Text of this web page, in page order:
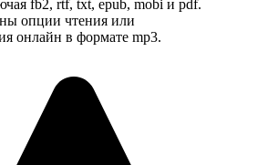
fb2, rtf, txt, epub, mobi и pdf.
опции чтения или
онлайн в формате mp3.